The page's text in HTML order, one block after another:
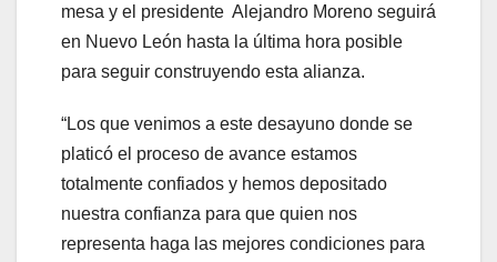
mesa y el presidente Alejandro Moreno seguirá
en Nuevo León hasta la última hora posible
para seguir construyendo esta alianza.
“Los que venimos a este desayuno donde se
platicó el proceso de avance estamos
totalmente confiados y hemos depositado
nuestra confianza para que quien nos
representa haga las mejores condiciones para